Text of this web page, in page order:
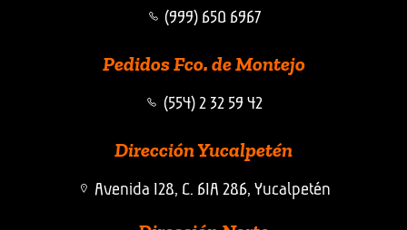
(999) 650 6967
Pedidos Fco. de Montejo
(554) 2 32 59 42
Dirección Yucalpetén
Avenida 128, C. 61A 286, Yucalpetén